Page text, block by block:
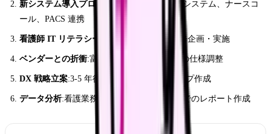
新システム導入プロジェクト管理
:看護記録システム、ナースコ
ール、PACS 連携
看護師 IT リテラシー教育 :全看護師向け研修企画・実施
ベンダーとの折衝:富士通・NEC・SSI 等との仕様調整
DX 戦略立案:3-5 年後の院内 DX ロードマップ作成
データ分析:看護業務量・インシデント分析でのレポート作成